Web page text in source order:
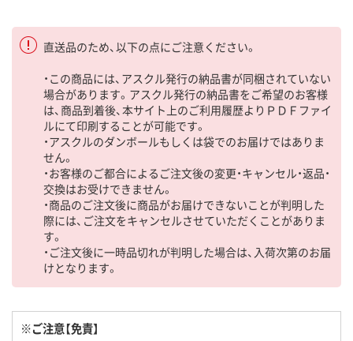
直送品のため、以下の点にご注意ください。
・この商品には、アスクル発行の納品書が同梱されていない
場合があります。アスクル発行の納品書をご希望のお客様
は、商品到着後、本サイト上のご利用履歴よりＰＤＦファイ
ルにて印刷することが可能です。
・アスクルのダンボールもしくは袋でのお届けではありま
せん。
・お客様のご都合によるご注文後の変更・キャンセル・返品・
交換はお受けできません。
・商品のご注文後に商品がお届けできないことが判明した
際には、ご注文をキャンセルさせていただくことがありま
す。
・ご注文後に一時品切れが判明した場合は、入荷次第のお届
けとなります。
※ご注意【免責】